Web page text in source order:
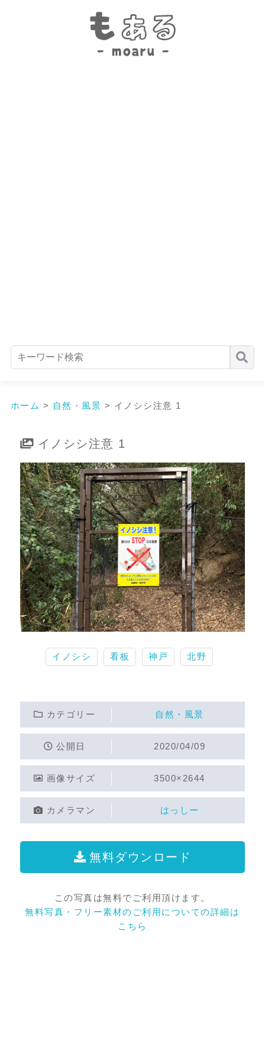
ホーム > 自然・風景 > イノシシ注意 1
イノシシ注意 1
イノシシ 看板 神戸 北野
カテゴリー 自然・風景
公開日 2020/04/09
画像サイズ 3500×2644
カメラマン はっしー
無料ダウンロード
この写真は無料でご利用頂けます。
無料写真・フリー素材のご利用についての詳細は
こちら